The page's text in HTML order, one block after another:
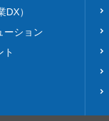
）
ーション
ト